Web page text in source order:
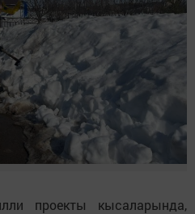
проекты кысаларында,